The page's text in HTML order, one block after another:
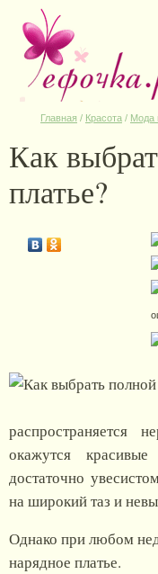
Главная / Красота / Мода
Как
платье?
распространяется
окажутся
достаточно
на широкий таз и
Однако при любом
нарядное платье.